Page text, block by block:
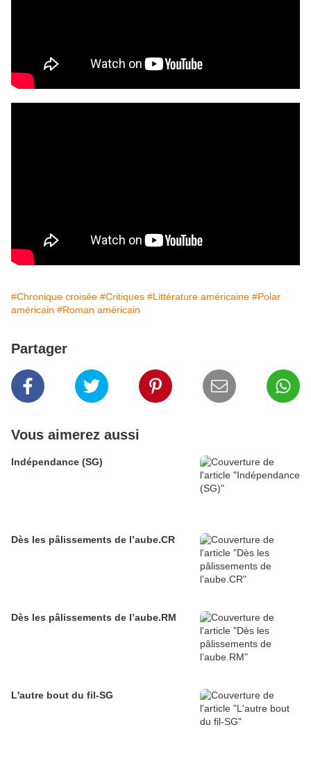
#Chronique croisée #Critiques #Littérature américaine #Polar
américain #Roman américain
Partager
Vous aimerez aussi
Indépendance (SG)
Dès les pâlissements de l’aube.CR
Dès les pâlissements de l’aube.RM
L'autre bout du fil-SG